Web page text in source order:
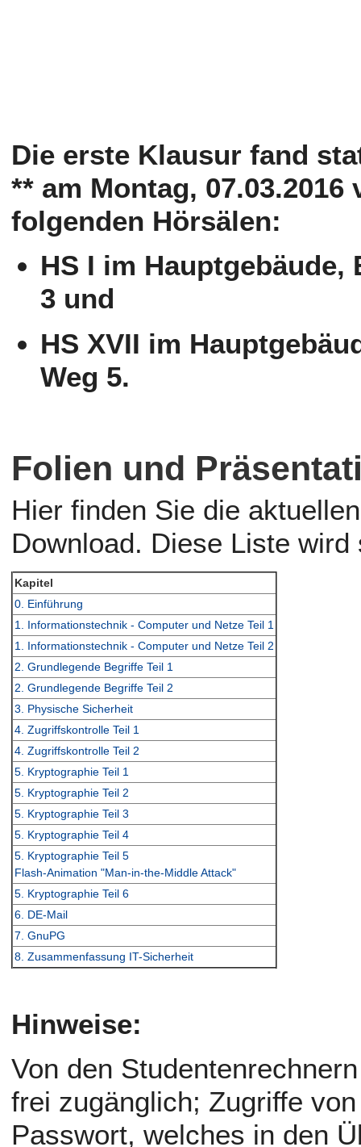
Die erste Klausur fand
** am Montag, 07.03.2016
folgenden Hörsälen:
HS I im Hauptgebäude,
3 und
HS XVII im
Weg 5.
Folien und
Hier finden Sie die
Download. Diese Liste
Kapitel
0. Einführung
1. Informationstechnik - Computer und Netze Teil 1
1. Informationstechnik - Computer und Netze Teil 2
2. Grundlegende Begriffe Teil 1
2. Grundlegende Begriffe Teil 2
3. Physische Sicherheit
4. Zugriffskontrolle Teil 1
4. Zugriffskontrolle Teil 2
5. Kryptographie Teil 1
5. Kryptographie Teil 2
5. Kryptographie Teil 3
5. Kryptographie Teil 4
5. Kryptographie Teil 5
Flash-Animation "Man-in-the-Middle Attack"
5. Kryptographie Teil 6
6. DE-Mail
7. GnuPG
8. Zusammenfassung IT-Sicherheit
Hinweise:
Von den
frei zugänglich; Zugriffe
Passwort, welches in den